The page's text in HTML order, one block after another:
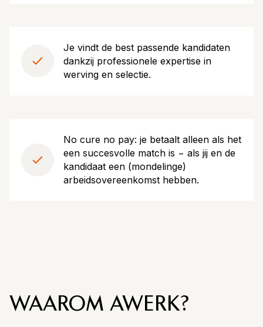
Je vindt de best passende kandidaten
dankzij professionele expertise in
werving en selectie.
No cure no pay: je betaalt alleen als het
een succesvolle match is − als jij en de
kandidaat een (mondelinge)
arbeidsovereenkomst hebben.
WAAROM AWERK?